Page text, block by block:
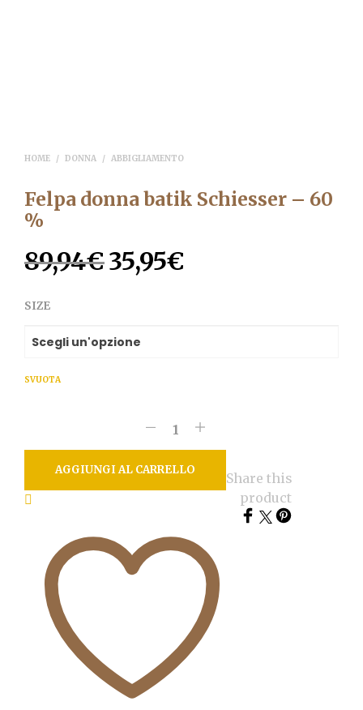
HOME / DONNA / ABBIGLIAMENTO
Felpa donna batik Schiesser – 60
%
89,94€ Il
era:
35,95€
SIZE
SVUOTA
AGGIUNGI AL CARRELLO
Share this
product